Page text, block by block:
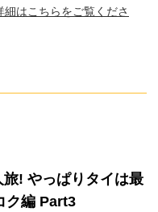
はこちらをご覧くださ
! やっぱりタイは最
ク編 Part3